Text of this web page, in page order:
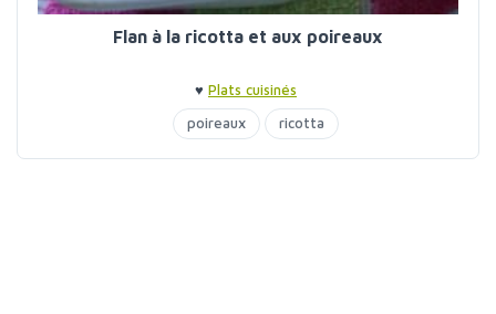
Flan à la ricotta et aux poireaux
♥ Plats cuisinés
poireaux
ricotta